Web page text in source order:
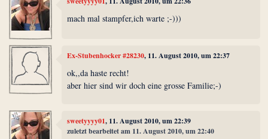
mach mal stampfer,ich warte ;-)))
Ex-Stubenhocker #28230, 11. August 2010, um 22:37
ok,,da haste recht!
aber hier sind wir doch eine grosse Familie;-)
sweetyyyy01, 11. August 2010, um 22:39
zuletzt bearbeitet am 11. August 2010, um 22:40